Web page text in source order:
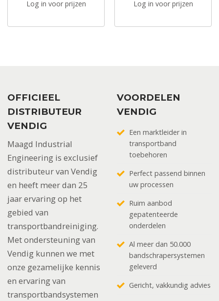
Log in voor prijzen
Log in voor prijzen
OFFICIEEL
DISTRIBUTEUR
VENDIG
Maagd Industrial
Engineering is exclusief
distributeur van Vendig
en heeft meer dan 25
jaar ervaring op het
gebied van
transportbandreiniging.
Met ondersteuning van
Vendig kunnen we met
onze gezamelijke kennis
en ervaring van
transportbandsystemen
VOORDELEN
VENDIG
Een marktleider in
transportband
toebehoren
Perfect passend binnen
uw processen
Ruim aanbod
gepatenteerde
onderdelen
Al meer dan 50.000
bandschrapersystemen
geleverd
Gericht, vakkundig advies